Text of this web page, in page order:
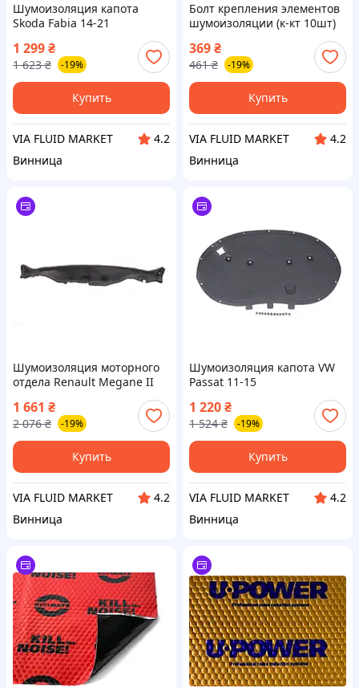
Шумоизоляция капота
Skoda Fabia 14-21
1 299₴
1 623 ₴ -19%
Купить
VIA FLUID MARKET
4.2
Винница
Болт крепления элементов
шумоизоляции (к-кт 10шт)
VW Golf/Passat/Caddy (T25)
FA1
369₴
461 ₴ -19%
Купить
VIA FLUID MARKET
4.2
Винница
Шумоизоляция моторного
отдела Renault Megane II
1 661 ₴
2 076 ₴ -19%
Купить
VIA FLUID MARKET
4.2
Винница
Шумоизоляция капота VW
Passat 11-15
1 220₴
1 524 ₴ -19%
Купить
VIA FLUID MARKET
4.2
Винница